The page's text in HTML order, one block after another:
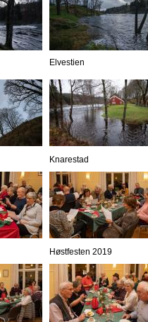
Elvestien
Knarestad
Høstfesten 2019